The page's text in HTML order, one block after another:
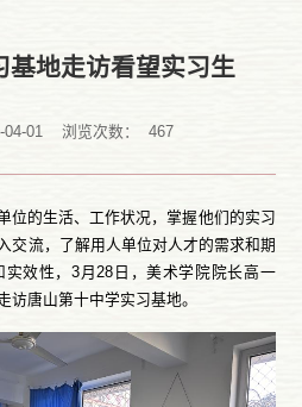
基地走访看望实习生
01 浏览次数： 467
位的生活、工作状况，掌握他们的实习
交流，了解用人单位对人才的需求和期
效性，3月28日，美术学院院长高一
访唐山第十中学实习基地。